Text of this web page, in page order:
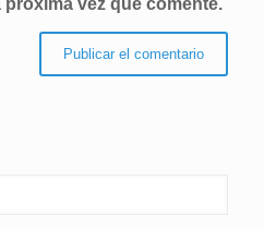
vez que comente.